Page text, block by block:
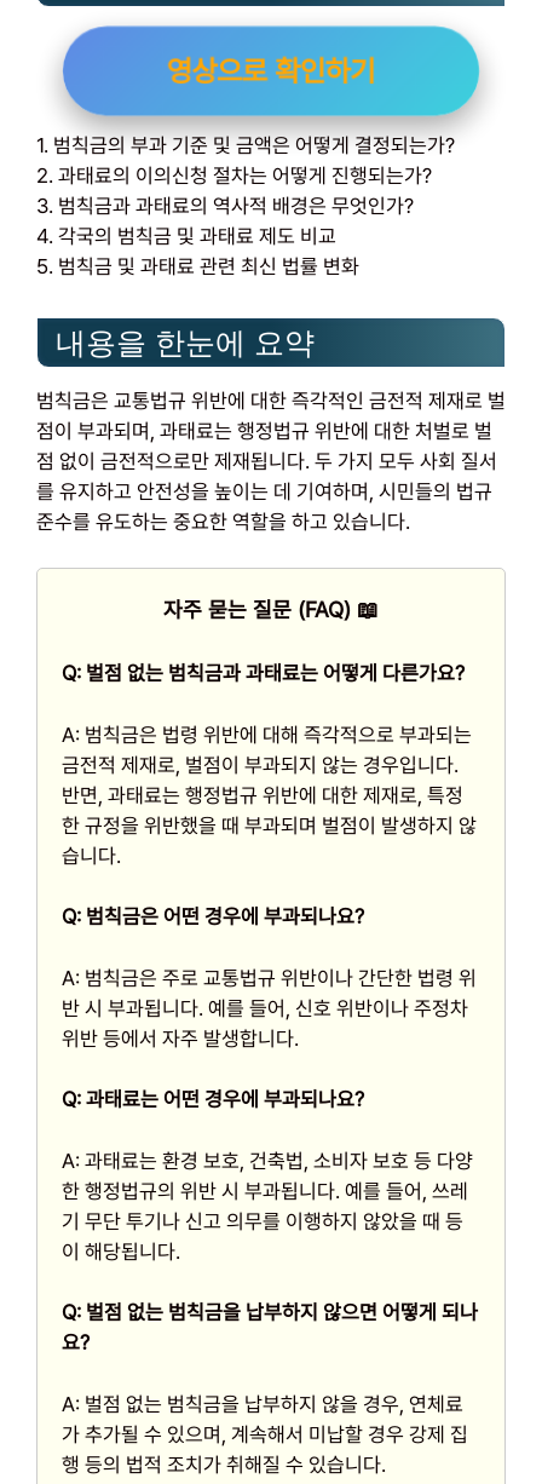
영상으로 확인하기
1. 범칙금의 부과 기준 및 금액은 어떻게 결정되는가?
2. 과태료의 이의신청 절차는 어떻게 진행되는가?
3. 범칙금과 과태료의 역사적 배경은 무엇인가?
4. 각국의 범칙금 및 과태료 제도 비교
5. 범칙금 및 과태료 관련 최신 법률 변화
내용을 한눈에 요약
범칙금은 교통법규 위반에 대한 즉각적인 금전적 제재로 벌
점이 부과되며, 과태료는 행정법규 위반에 대한 처벌로 벌
점 없이 금전적으로만 제재됩니다. 두 가지 모두 사회 질서
를 유지하고 안전성을 높이는 데 기여하며, 시민들의 법규
준수를 유도하는 중요한 역할을 하고 있습니다.
자주 묻는 질문 (FAQ) 📖
Q: 벌점 없는 범칙금과 과태료는 어떻게 다른가요?
A: 범칙금은 법령 위반에 대해 즉각적으로 부과되는
금전적 제재로, 벌점이 부과되지 않는 경우입니다.
반면, 과태료는 행정법규 위반에 대한 제재로, 특정
한 규정을 위반했을 때 부과되며 벌점이 발생하지 않
습니다.
Q: 범칙금은 어떤 경우에 부과되나요?
A: 범칙금은 주로 교통법규 위반이나 간단한 법령 위
반 시 부과됩니다. 예를 들어, 신호 위반이나 주정차
위반 등에서 자주 발생합니다.
Q: 과태료는 어떤 경우에 부과되나요?
A: 과태료는 환경 보호, 건축법, 소비자 보호 등 다양
한 행정법규의 위반 시 부과됩니다. 예를 들어, 쓰레
기 무단 투기나 신고 의무를 이행하지 않았을 때 등
이 해당됩니다.
Q: 벌점 없는 범칙금을 납부하지 않으면 어떻게 되나
요?
A: 벌점 없는 범칙금을 납부하지 않을 경우, 연체료
가 추가될 수 있으며, 계속해서 미납할 경우 강제 집
행 등의 법적 조치가 취해질 수 있습니다.